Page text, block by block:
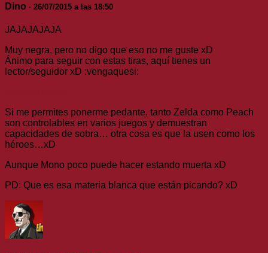
Dino · 26/07/2015 a las 18:50
JAJAJAJAJA
Muy negra, pero no digo que eso no me guste xD
Ánimo para seguir con estas tiras, aquí tienes un
lector/seguidor xD :vengaquesi:
Si me permites ponerme pedante, tanto Zelda como Peach
son controlables en varios juegos y demuestran
capacidades de sobra… otra cosa es que la usen como los
héroes…xD
Aunque Mono poco puede hacer estando muerta xD
PD: Que es esa materia blanca que están picando? xD